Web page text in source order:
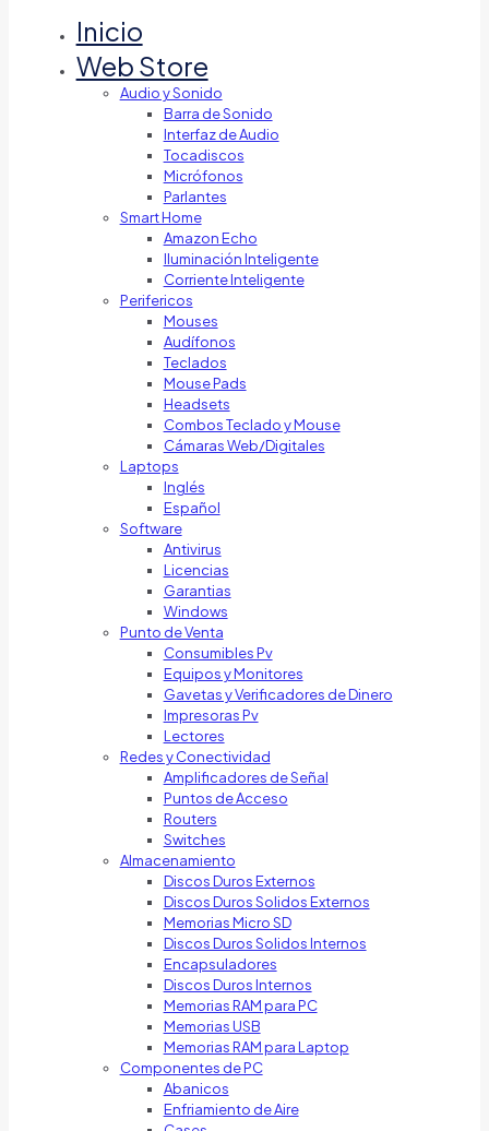
Inicio
Web Store
Audio y Sonido
Barra de Sonido
Interfaz de Audio
Tocadiscos
Micrófonos
Parlantes
Smart Home
Amazon Echo
Iluminación Inteligente
Corriente Inteligente
Perifericos
Mouses
Audífonos
Teclados
Mouse Pads
Headsets
Combos Teclado y Mouse
Cámaras Web/Digitales
Laptops
Inglés
Español
Software
Antivirus
Licencias
Garantias
Windows
Punto de Venta
Consumibles Pv
Equipos y Monitores
Gavetas y Verificadores de Dinero
Impresoras Pv
Lectores
Redes y Conectividad
Amplificadores de Señal
Puntos de Acceso
Routers
Switches
Almacenamiento
Discos Duros Externos
Discos Duros Solidos Externos
Memorias Micro SD
Discos Duros Solidos Internos
Encapsuladores
Discos Duros Internos
Memorias RAM para PC
Memorias USB
Memorias RAM para Laptop
Componentes de PC
Abanicos
Enfriamiento de Aire